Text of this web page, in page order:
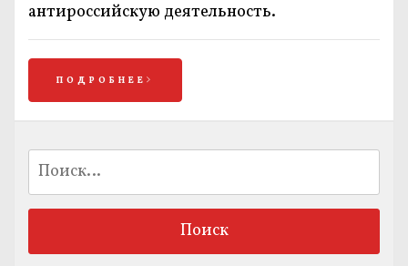
антироссийскую деятельность.
ПОДРОБНЕЕ
Найти: